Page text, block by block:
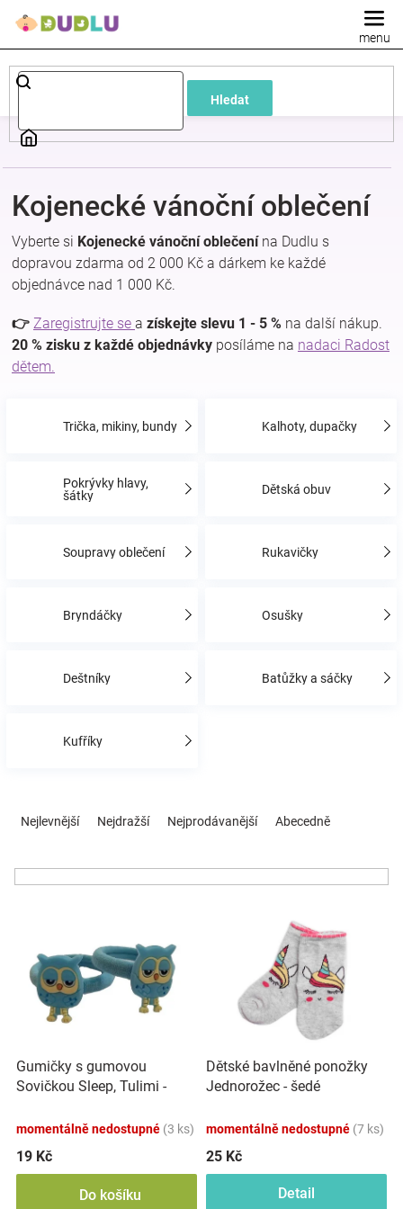
Hledat
Dětské
a
kojenecké
oblečení
Pokojíček
kojenecká
Těhotenské
Značky
Blog
Přihlášení
Kojenecké vánoční oblečení
Vyberte si Kojenecké vánoční oblečenína Dudlu s
dopravou zdarma od 2 000 Kč a dárkem ke každé
objednávce nad 1 000 Kč.
👉 Zaregistrujte se a získejte slevu 1 - 5 % na další nákup.
20 % zisku z každé objednávky posíláme na nadaci Radost
dětem.
Trička, mikiny, bundy Kalhoty, dupačky
Pokrývky hlavy,
šátky
Dětská obuv
Soupravy oblečení Rukavičky
Bryndáčky Osušky
Deštníky Batůžky a sáčky
Kufříky
ů
Nejlevnější Nejdražší Nejprodávanější Abecedně
o
d
u
t
ů
Gumičky s gumovou
Sovičkou Sleep, Tulimi -
momentálně nedostupné (3 ks)
19 Kč
Do košíku
Dětské bavlněné ponožky
Jednorožec - šedé
momentálně nedostupné (7 ks)
25 Kč
Detail